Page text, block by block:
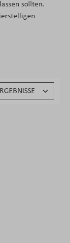
sollten.